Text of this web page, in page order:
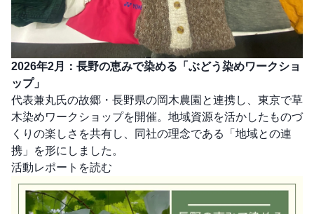
2026年2月：長野の恵みで染める「ぶどう染めワークショ
ップ」
代表兼丸氏の故郷・長野県の岡木農園と連携し、東京で草
木染めワークショップを開催。地域資源を活かしたものづ
くりの楽しさを共有し、同社の理念である「地域との連
携」を形にしました。
活動レポートを読む